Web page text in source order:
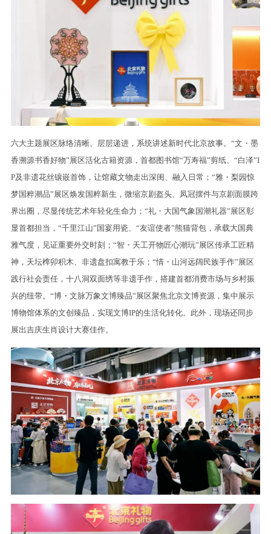
六大主题展区脉络清晰、层层递进，系统讲述新时代北京故事。“文・墨
香溯源书香好物”展区活化古籍资源，首都图书馆“万寿福”剪纸、“白泽”I
P及非遗花丝镶嵌首饰，让馆藏文物走出深闺、融入日常；“雅・梨园惊
梦国粹潮品”展区焕发国粹新生，微缩京剧盔头、凤冠摆件与京剧面膜跨
界出圈，尽显传统艺术年轻化生命力；“礼・大国气象国潮礼器”展区彰
显首都担当，“千里江山”国宴用瓷、“友谊使者”熊猫背包，承载大国典
雅气度，见证重要外交时刻；“智・天工开物匠心潮玩”展区传承工匠精
神，天坛榫卯积木、非遗盘扣寓教于乐；“情・山河远阔民族手作”展区
践行社会责任，十八洞双面绣等非遗手作，搭建首都消费市场与乡村振
兴的纽带。“博・文脉万象文博臻品”展区聚焦北京文博资源，集中展示
博物馆体系的文创臻品，实现文博IP的生活化转化。此外，现场还同步
展出吉庆生肖设计大赛佳作。